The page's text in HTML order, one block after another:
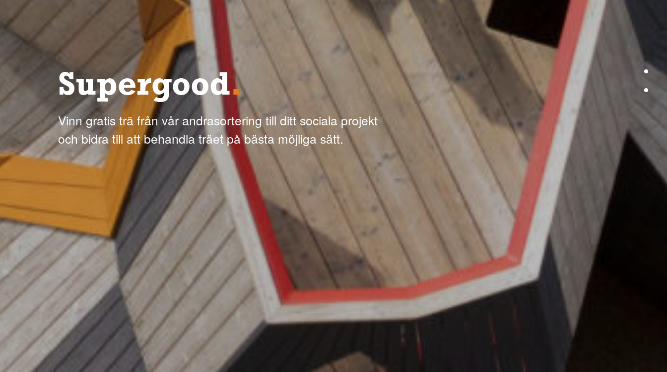
Supergood.
Vinn gratis trä från vår andrasortering till ditt sociala projekt
och bidra till att behandla träet på bästa möjliga sätt.